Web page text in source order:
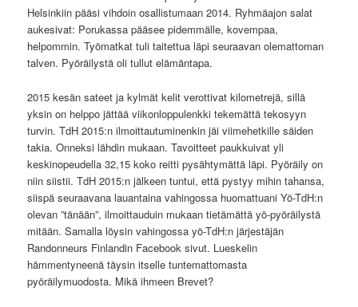
Helsinkiin pääsi vihdoin osallistumaan 2014. Ryhmäajon salat
aukesivat: Porukassa pääsee pidemmälle, kovempaa,
helpommin. Työmatkat tuli taitettua läpi seuraavan olemattoman
talven. Pyöräilystä oli tullut elämäntapa.
2015 kesän sateet ja kylmät kelit verottivat kilometrejä, sillä
yksin on helppo jättää viikonloppulenkki tekemättä tekosyyn
turvin. TdH 2015:n ilmoittautuminenkin jäi viimehetkille säiden
takia. Onneksi lähdin mukaan. Tavoitteet paukkuivat yli
keskinopeudella 32,15 koko reitti pysähtymättä läpi. Pyöräily on
niin siistii. TdH 2015:n jälkeen tuntui, että pystyy mihin tahansa,
siispä seuraavana lauantaina vahingossa huomattuani Yö-TdH:n
olevan ”tänään”, ilmoittauduin mukaan tietämättä yö-pyöräilystä
mitään. Samalla löysin vahingossa yö-TdH:n järjestäjän
Randonneurs Finlandin Facebook sivut. Lueskelin
hämmentyneenä täysin itselle tuntemattomasta
pyöräilymuodosta. Mikä ihmeen Brevet?